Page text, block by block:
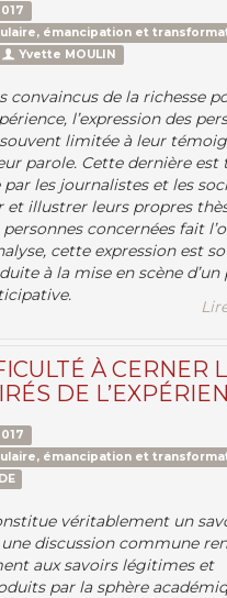
émancipation et
Yvette MOULIN
convaincus de la richesse
l’expression des
limitée à leur
parole. Cette dernière est
les journalistes et les
illustrer leurs propres
personnes concernées fait
cette expression est
à la mise en scène d’un
À CERNER
DE
émancipation et
véritablement un
discussion commune
aux savoirs légitimes et
par la sphère